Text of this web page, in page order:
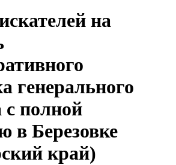
на
генерального
с полной
в Березовке
край)